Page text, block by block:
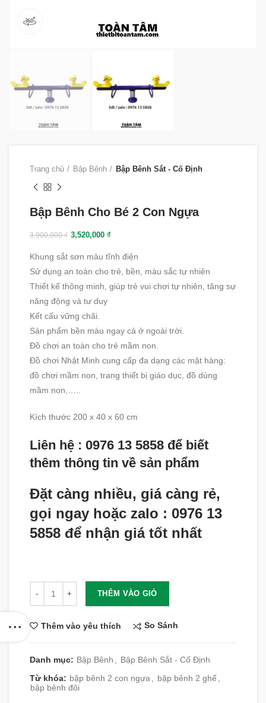
Trang chủ Bập Bênh Bập Bênh Sắt - Cố Định
Bập Bênh Cho Bé 2 Con Ngựa
3,900,000₫ 3,520,000 ₫
Khung sắt sơn màu tĩnh điện
Sử dụng an toàn cho trẻ, bền, màu sắc tự nhiên
Thiết kế thông minh, giúp trẻ vui chơi tự nhiên, tăng sự
năng động và tư duy
Kết cấu vững chãi.
Sản phẩm bền màu ngay cả ở ngoài trời.
Đồ chơi an toàn cho trẻ mầm non.
Đồ chơi Nhật Minh cung cấp đa dạng các mặt hàng:
đồ chơi mầm non, trang thiết bị giáo dục, đồ dùng
mầm non,…..
Kích thước 200 x 40 x 60 cm
Liên hệ : 0976 13 5858 để biết
thêm thông tin về sản phẩm
Đặt càng nhiều, giá càng rẻ,
gọi ngay hoặc zalo : 0976 13
5858 để nhận giá tốt nhất
THÊM VÀO GIỎ
Thêm vào yêu thích So Sánh
Danh mục: Bập Bênh
Bập Bênh Sắt - Cố Định
Từ khóa: bập bênh 2 con ngựa bập bênh 2 ghế
bập bênh đôi